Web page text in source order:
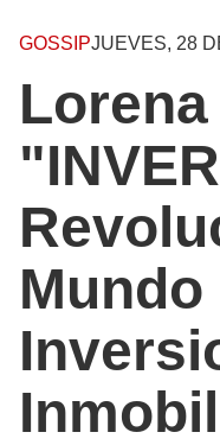
GOSSIPJUEVES, 28
Mundo